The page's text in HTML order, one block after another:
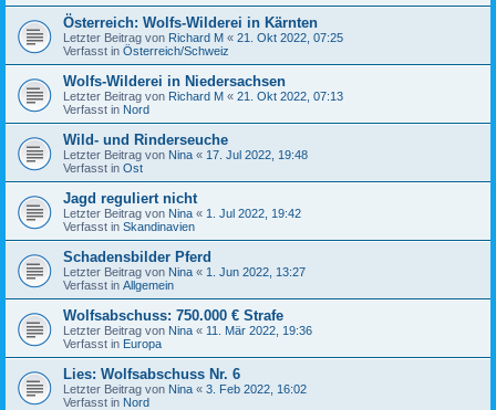
Österreich: Wolfs-Wilderei in Kärnten
Letzter Beitrag von Richard M « 21. Okt 2022, 07:25
Verfasst in Österreich/Schweiz
Wolfs-Wilderei in Niedersachsen
Letzter Beitrag von Richard M « 21. Okt 2022, 07:13
Verfasst in Nord
Wild- und Rinderseuche
Letzter Beitrag von Nina « 17. Jul 2022, 19:48
Verfasst in Ost
Jagd reguliert nicht
Letzter Beitrag von Nina « 1. Jul 2022, 19:42
Verfasst in Skandinavien
Schadensbilder Pferd
Letzter Beitrag von Nina « 1. Jun 2022, 13:27
Verfasst in Allgemein
Wolfsabschuss: 750.000 € Strafe
Letzter Beitrag von Nina « 11. Mär 2022, 19:36
Verfasst in Europa
Lies: Wolfsabschuss Nr. 6
Letzter Beitrag von Nina « 3. Feb 2022, 16:02
Verfasst in Nord